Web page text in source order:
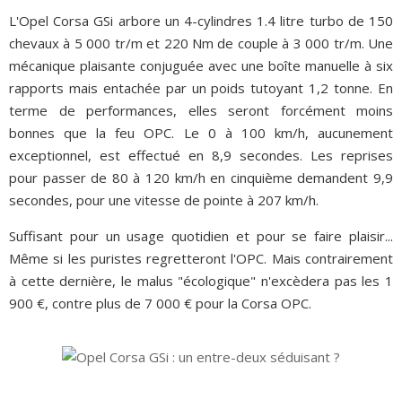
L'Opel Corsa GSi arbore un 4-cylindres 1.4 litre turbo de 150
chevaux à 5 000 tr/m et 220 Nm de couple à 3 000 tr/m. Une
mécanique plaisante conjuguée avec une boîte manuelle à six
rapports mais entachée par un poids tutoyant 1,2 tonne. En
terme de performances, elles seront forcément moins
bonnes que la feu OPC. Le 0 à 100 km/h, aucunement
exceptionnel, est effectué en 8,9 secondes. Les reprises
pour passer de 80 à 120 km/h en cinquième demandent 9,9
secondes, pour une vitesse de pointe à 207 km/h.
Suffisant pour un usage quotidien et pour se faire plaisir...
Même si les puristes regretteront l'OPC. Mais contrairement
à cette dernière, le malus "écologique" n'excèdera pas les 1
900 €, contre plus de 7 000 € pour la Corsa OPC.